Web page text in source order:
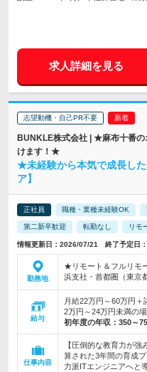
求人詳細を見る
志望動機・自己PR不要
BUNKLE株式会社 | ★麻布十番
けます！★
★未経験から本気で成長し
ア】
正社員 職種・業種未経験OK
第二新卒歓迎 転勤なし リモ
情報更新日：2026/07/21 終了予定日
勤務地
★リモート＆フルリモ
浜支社・首都圏（東京
給与
月給22万円～60万円
2万円～24万円未満の
初年度の年収： 350～
仕事内容
【圧倒的な教育力が
算された3年間の育成
力派ITエンジニアへと